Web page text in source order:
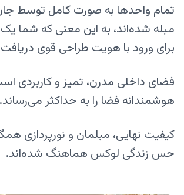
تمام واحدها به صورت کامل توسط
مبله شده‌اند، به این معنی که شما یک
برای ورود با هویت طراحی قوی
فضای داخلی مدرن، تمیز و کاربردی
هوشمندانه فضا را به حداکثر می‌رساند.
کیفیت نهایی، مبلمان و نورپردازی
حس زندگی لوکس هماهنگ شده‌اند.